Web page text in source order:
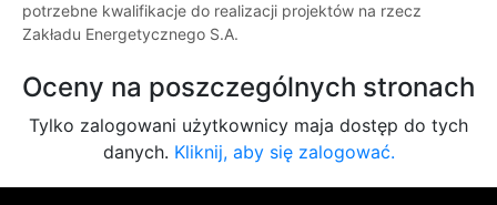
potrzebne kwalifikacje do realizacji projektów na rzecz
Zakładu Energetycznego S.A.
Oceny na poszczególnych stronach
Tylko zalogowani użytkownicy maja dostęp do tych
danych. Kliknij, aby się zalogować.